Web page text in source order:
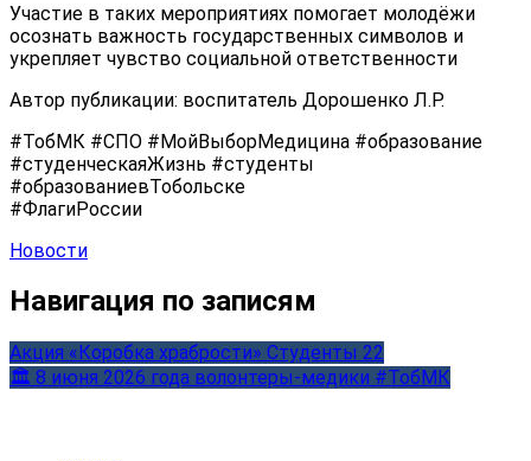
Участие в таких мероприятиях помогает молодёжи
осознать важность государственных символов и
укрепляет чувство социальной ответственности
Автор публикации: воспитатель Дорошенко Л.Р.
#ТобМК #СПО #МойВыборМедицина #образование
#студенческаяЖизнь #студенты
#образованиевТобольске
#ФлагиРоссии
Новости
Навигация по записям
Акция «Коробка храбрости» Студенты 22
🏛 8 июня 2026 года волонтеры-медики #ТобМК